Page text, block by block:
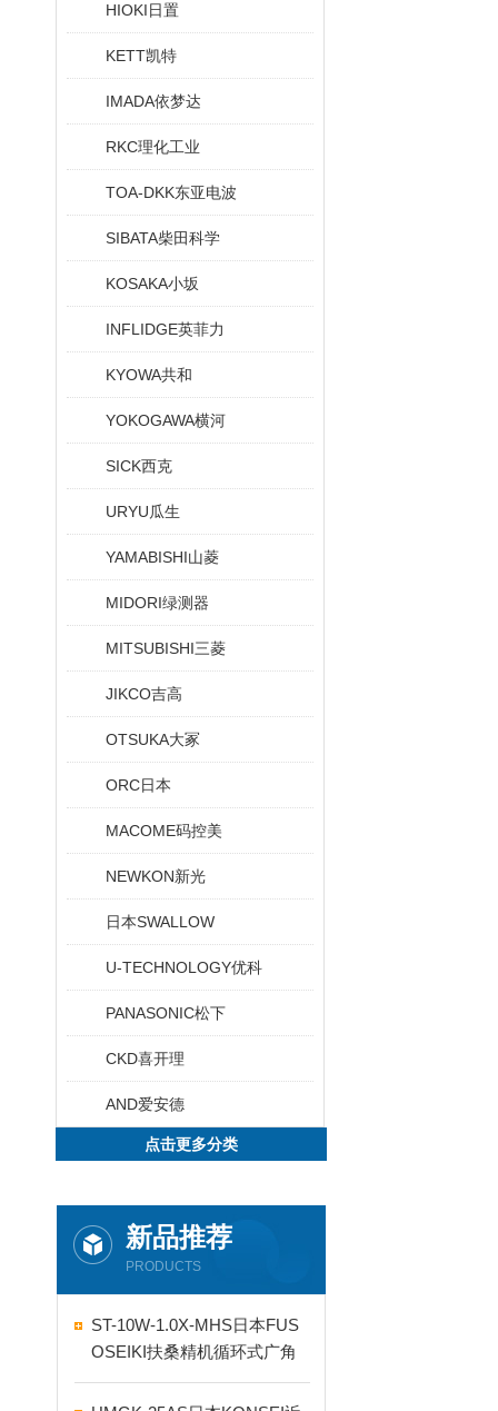
HIOKI日置
KETT凯特
IMADA依梦达
RKC理化工业
TOA-DKK东亚电波
SIBATA柴田科学
KOSAKA小坂
INFLIDGE英菲力
KYOWA共和
YOKOGAWA横河
SICK西克
URYU瓜生
YAMABISHI山菱
MIDORI绿测器
MITSUBISHI三菱
JIKCO吉高
OTSUKA大冢
ORC日本
MACOME码控美
NEWKON新光
日本SWALLOW
U-TECHNOLOGY优科
PANASONIC松下
CKD喜开理
AND爱安德
点击更多分类
新品推荐
PRODUCTS
ST-10W-1.0X-MHS日本FUS
OSEIKI扶桑精机循环式广角
自动喷嘴